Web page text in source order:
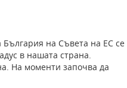
България на Съвета на ЕС се
в нашата страна.
На моменти започва да